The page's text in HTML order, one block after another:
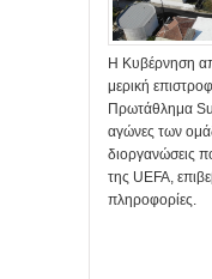
Η Κυβέρνηση
μερική
Πρωτάθλημα
αγώνες των
διοργανώσεις
της UEFA,
πληροφορίες.